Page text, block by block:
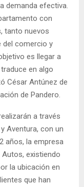
demanda efectiva.
con
tanto nuevos
del comercio y
es llegar a
en algo
César Antúnez de
de Pandero.
a través
Aventura, con un
años, la empresa
existiendo
la ubicación en
que han